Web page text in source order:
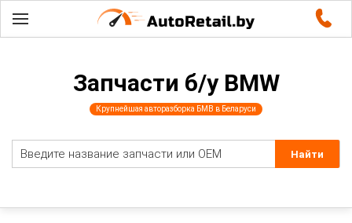
Запчасти б/у BMW
Крупнейшая авторазборка БМВ в Беларуси